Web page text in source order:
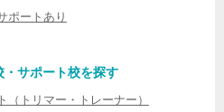
ポートあり
サポート校を探す
（トリマー・トレーナー）